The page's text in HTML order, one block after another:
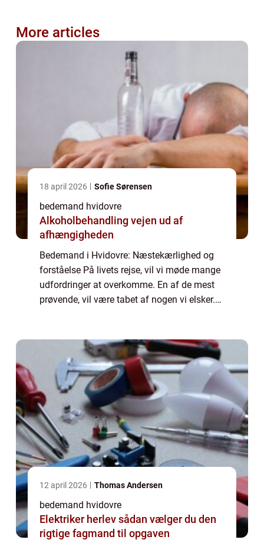
More articles
18 april 2026 Sofie Sørensen
bedemand hvidovre
Alkoholbehandling vejen ud af
afhængigheden
Bedemand i Hvidovre: Næstekærlighed og
forståelse På livets rejse, vil vi møde mange
udfordringer at overkomme. En af de mest
prøvende, vil være tabet af nogen vi elsker.
12 april 2026 Thomas Andersen
bedemand hvidovre
Elektriker herlev sådan vælger du den
rigtige fagmand til opgaven